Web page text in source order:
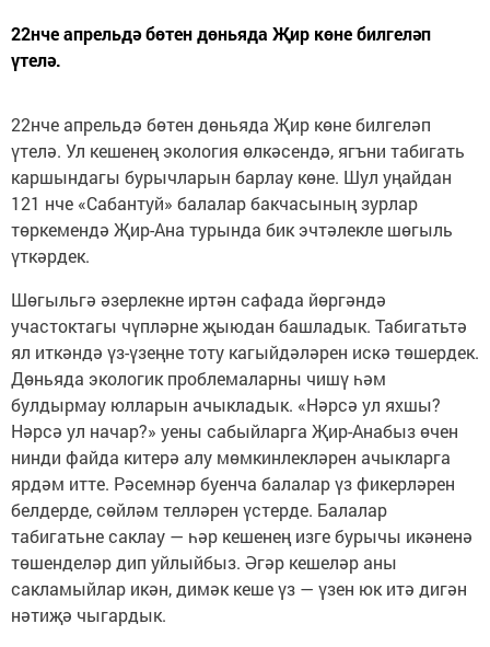
22нче апрельдә бөтен дөньяда Җир көне билгеләп
үтелә.
22нче апрельдә бөтен дөньяда Җир көне билгеләп
үтелә. Ул кешенең экология өлкәсендә, ягъни табигать
каршындагы бурычларын барлау көне. Шул уңайдан
121 нче «Сабантуй» балалар бакчасының зурлар
төркемендә Җир-Ана турында бик эчтәлекле шөгыль
үткәрдек.
Шөгыльгә әзерлекне иртән сафада йөргәндә
участоктагы чүпләрне җыюдан башладык. Табигатьтә
ял иткәндә үз-үзеңне тоту кагыйдәләрен искә төшердек.
Дөньяда экологик проблемаларны чишү һәм
булдырмау юлларын ачыкладык. «Нәрсә ул яхшы?
Нәрсә ул начар?» уены сабыйларга Җир-Анабыз өчен
нинди файда китерә алу мөмкинлекләрен ачыкларга
ярдәм итте. Рәсемнәр буенча балалар үз фикерләрен
белдерде, сөйләм телләрен үстерде. Балалар
табигатьне саклау — һәр кешенең изге бурычы икәненә
төшенделәр дип уйлыйбыз. Әгәр кешеләр аны
сакламыйлар икән, димәк кеше үз — үзен юк итә дигән
нәтиҗә чыгардык.